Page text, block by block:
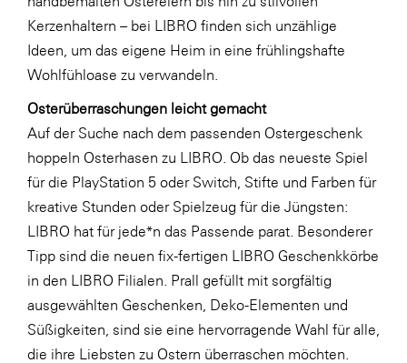
MTH Retail Group
OMV
OptimaMed
PAGRO
PHH Rechtsanwält:innen
Primark
Salesforce
sebamed
SeneCura
SERVICE&MORE
Kerzenhaltern – bei LIBRO finden sich unzählige
Ideen, um das eigene Heim in eine frühlingshafte
Wohlfühloase zu verwandeln.
Osterüberraschungen leicht gemacht
Auf der Suche nach dem passenden Ostergeschenk
hoppeln Osterhasen zu LIBRO. Ob das neueste Spiel
für die PlayStation 5 oder Switch, Stifte und Farben für
kreative Stunden oder Spielzeug für die Jüngsten:
LIBRO hat für jede*n das Passende parat. Besonderer
Tipp sind die neuen fix-fertigen LIBRO Geschenkkörbe
in den LIBRO Filialen. Prall gefüllt mit sorgfältig
ausgewählten Geschenken, Deko-Elementen und
Süßigkeiten, sind sie eine hervorragende Wahl für alle,
die ihre Liebsten zu Ostern überraschen möchten.